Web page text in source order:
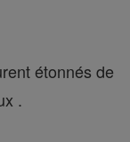
étonnés de
.